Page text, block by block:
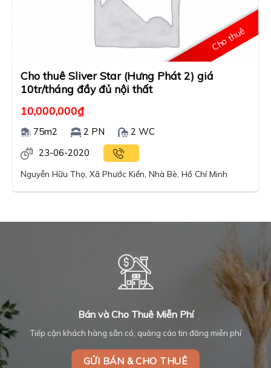
Cho thuê
Cho thuê Sliver Star (Hưng Phát 2) giá
10tr/tháng đầy đủ nội thất
10,000,000₫
75m2 2 PN
2 WC
23-06-2020
Nguyễn Hữu Thọ, Xã Phước Kiển, Nhà Bè, Hồ Chí Minh
Bán và Cho Thuê Miễn Phí
Tiếp cận khách hàng sẵn có, quảng cáo tin đăng miễn phí
GỬI BÁN & CHO THUÊ